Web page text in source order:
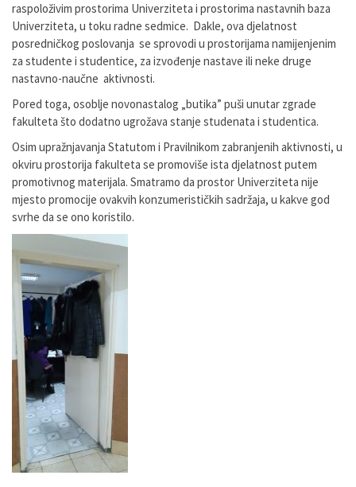
raspoloživim prostorima Univerziteta i prostorima nastavnih baza
Univerziteta, u toku radne sedmice. Dakle, ova djelatnost
posredničkog poslovanja se sprovodi u prostorijama namijenjenim
za studente i studentice, za izvođenje nastave ili neke druge
nastavno-naučne aktivnosti.
Pored toga, osoblje novonastalog „butika” puši unutar zgrade
fakulteta što dodatno ugrožava stanje studenata i studentica.
Osim upražnjavanja Statutom i Pravilnikom zabranjenih aktivnosti, u
okviru prostorija fakulteta se promoviše ista djelatnost putem
promotivnog materijala. Smatramo da prostor Univerziteta nije
mjesto promocije ovakvih konzumerističkih sadržaja, u kakve god
svrhe da se ono koristilo.